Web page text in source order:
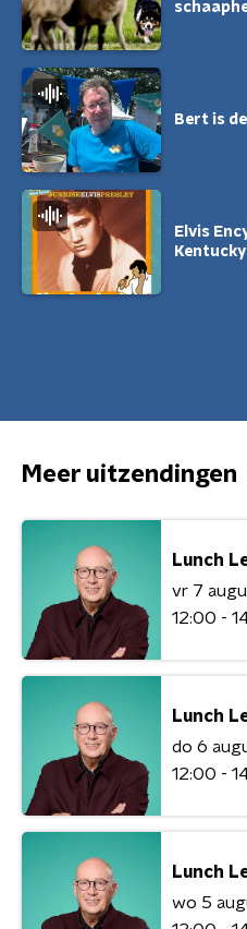
Bert is
Elvis
Meer uitzendingen
Lunch
vr 7
12:00 -
Lunch
do 6
12:00 -
Lunch
wo 5